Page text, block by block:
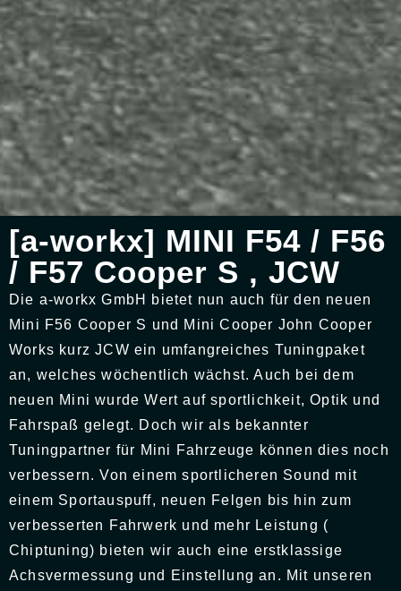
[a-workx] MINI F54 / F56
/ F57 Cooper S , JCW
Die a-workx GmbH bietet nun auch für den neuen
Mini F56 Cooper S und Mini Cooper John Cooper
Works kurz JCW ein umfangreiches Tuningpaket
an, welches wöchentlich wächst. Auch bei dem
neuen Mini wurde Wert auf sportlichkeit, Optik und
Fahrspaß gelegt. Doch wir als bekannter
Tuningpartner für Mini Fahrzeuge können dies noch
verbessern. Von einem sportlicheren Sound mit
einem Sportauspuff, neuen Felgen bis hin zum
verbesserten Fahrwerk und mehr Leistung (
Chiptuning) bieten wir auch eine erstklassige
Achsvermessung und Einstellung an. Mit unseren